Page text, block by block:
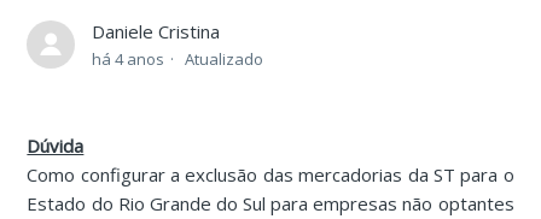
Daniele Cristina
há 4 anos Atualizado
Dúvida
Como configurar a exclusão das mercadorias da ST para o
Estado do Rio Grande do Sul para empresas não optantes